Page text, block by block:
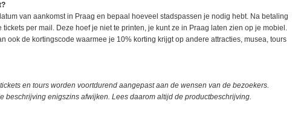
van aankomst in Praag en bepaal hoeveel stadspassen je nodig hebt. Na betaling
tickets per mail. Deze hoef je niet te printen, je kunt ze in Praag laten zien op je mobiel.
ook de kortingscode waarmee je 10% korting krijgt op andere attracties, musea, tours
en tours worden voortdurend aangepast aan de wensen van de bezoekers.
beschrijving enigszins afwijken. Lees daarom altijd de productbeschrijving.